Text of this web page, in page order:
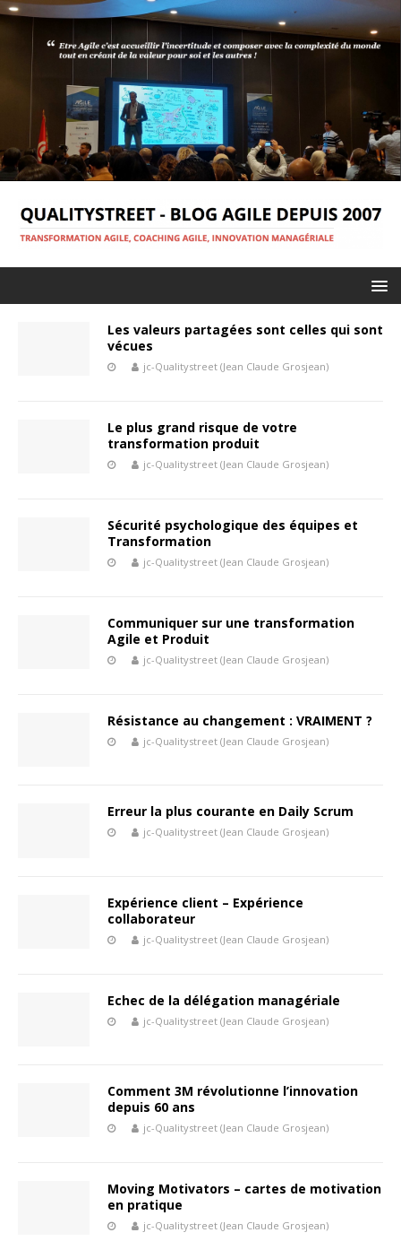
Les valeurs partagées sont celles qui sont
vécues
jc-Qualitystreet (Jean Claude Grosjean)
Le plus grand risque de votre
transformation produit
jc-Qualitystreet (Jean Claude Grosjean)
Sécurité psychologique des équipes et
Transformation
jc-Qualitystreet (Jean Claude Grosjean)
Communiquer sur une transformation
Agile et Produit
jc-Qualitystreet (Jean Claude Grosjean)
Résistance au changement : VRAIMENT ?
jc-Qualitystreet (Jean Claude Grosjean)
Erreur la plus courante en Daily Scrum
jc-Qualitystreet (Jean Claude Grosjean)
Expérience client – Expérience
collaborateur
jc-Qualitystreet (Jean Claude Grosjean)
Echec de la délégation managériale
jc-Qualitystreet (Jean Claude Grosjean)
Comment 3M révolutionne l’innovation
depuis 60 ans
jc-Qualitystreet (Jean Claude Grosjean)
Moving Motivators – cartes de motivation
en pratique
jc-Qualitystreet (Jean Claude Grosjean)